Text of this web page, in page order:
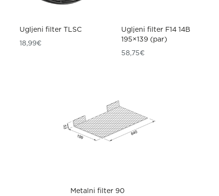
Ugljeni filter TLSC
18,99€
Ugljeni filter F14 14B
195×139 (par)
58,75€
Metalni filter 90